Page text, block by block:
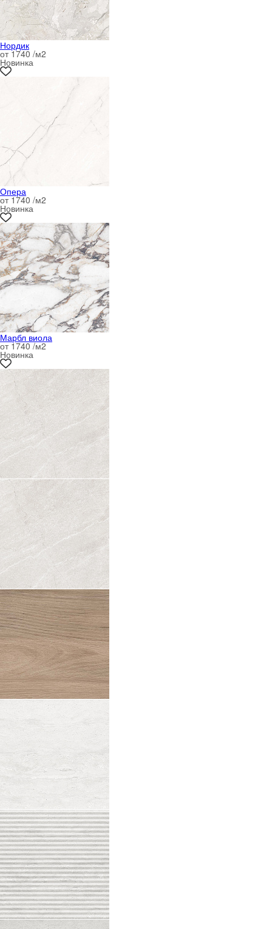
Нордик
от 1740 /м2
Новинка
Опера
от 1740 /м2
Новинка
Марбл виола
от 1740 /м2
Новинка